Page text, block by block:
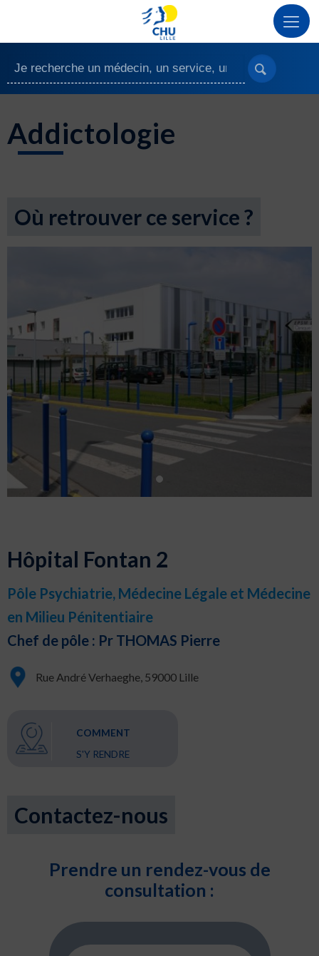
Addictologie
Où retrouver ce service ?
Hôpital Fontan 2
Pôle Psychiatrie, Médecine Légale et Médecine
en Milieu Pénitentiaire
Chef de pôle : Pr THOMAS Pierre
Rue André Verhaeghe, 59000 Lille
COMMENT
S'Y RENDRE
Contactez-nous
Prendre un rendez-vous de
consultation :